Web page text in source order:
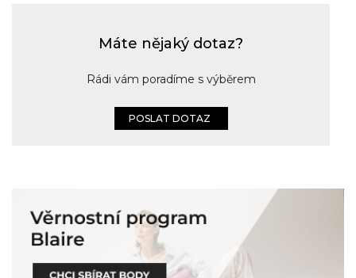
Máte nějaký dotaz?
Rádi vám poradíme s výběrem
POSLAT DOTAZ